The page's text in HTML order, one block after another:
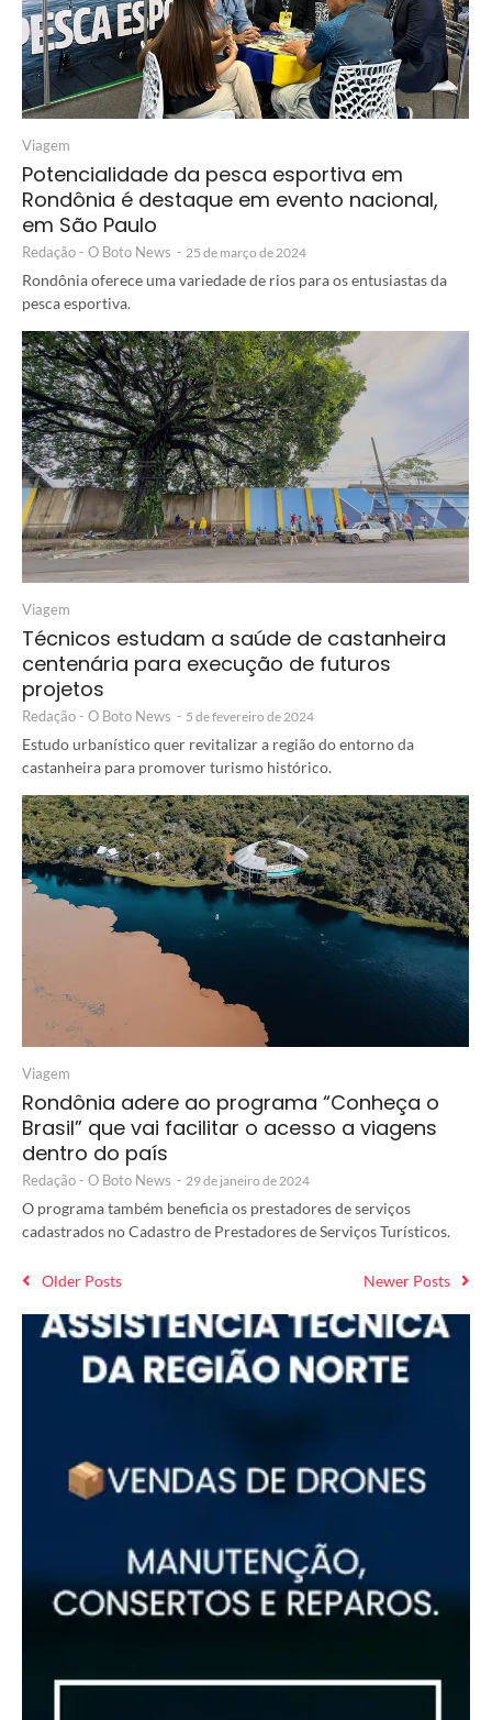
Viagem
Potencialidade da pesca esportiva em
Rondônia é destaque em evento nacional,
em São Paulo
Redação - O Boto News - 25 de março de 2024
Rondônia oferece uma variedade de rios para os entusiastas da
pesca esportiva.
Viagem
Técnicos estudam a saúde de castanheira
centenária para execução de futuros
projetos
Redação - O Boto News - 5 de fevereiro de 2024
Estudo urbanístico quer revitalizar a região do entorno da
castanheira para promover turismo histórico.
Viagem
Rondônia adere ao programa “Conheça o
Brasil” que vai facilitar o acesso a viagens
dentro do país
Redação - O Boto News - 29 de janeiro de 2024
O programa também beneficia os prestadores de serviços
cadastrados no Cadastro de Prestadores de Serviços Turísticos.
Older Posts Newer Posts